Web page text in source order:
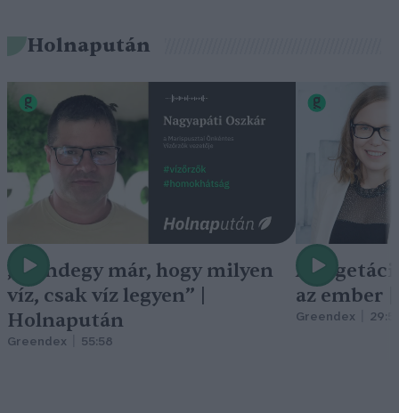
Holnapután
„Mindegy már, hogy milyen
víz, csak víz legyen” |
Holnapután
Greendex 55:58
A
az ember
Greendex